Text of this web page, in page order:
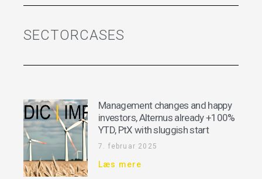
SECTORCASES
Management changes and happy
investors, Alternus already +100%
YTD, PtX with sluggish start
7. februar 2025
Læs mere